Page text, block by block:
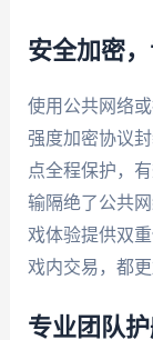
安全加密
使用公共网络
强度加密协议
点全程保护，
输隔绝了公共
戏体验提供双
戏内交易，都更
专业团队